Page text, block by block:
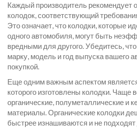
Каждый производитель рекомендует
колодок, соответствующий
Это означает, что колодки, которые
одного автомобиля, могут быть
вредными для другого. Убедитесь,
марку, модель и год выпуска вашего
покупкой.
Еще одним важным аспектом
которого изготовлены колодки. Чаще
органические, полуметаллические и
материалы. Органические колодки
быстрее изнашиваются и не